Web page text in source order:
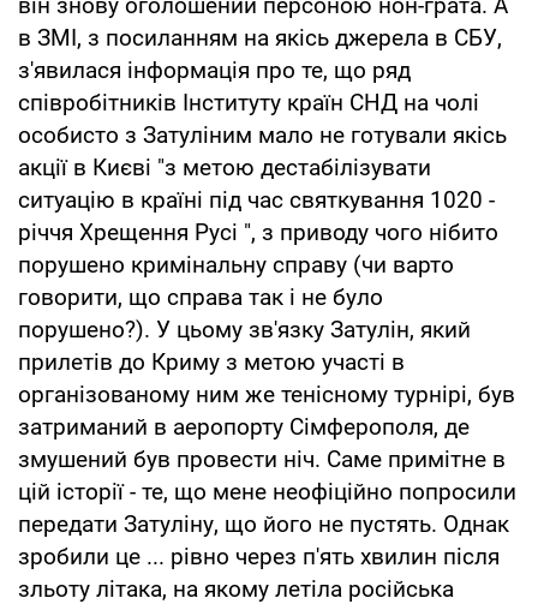
в ЗМІ, з посиланням на якісь джерела в СБУ,
з'явилася інформація про те, що ряд
співробітників Інституту країн СНД на чолі
особисто з Затуліним мало не готували якісь
акції в Києві "з метою дестабілізувати
ситуацію в країні під час святкування 1020 -
річчя Хрещення Русі ", з приводу чого нібито
порушено кримінальну справу (чи варто
говорити, що справа так і не було
порушено?). У цьому зв'язку Затулін, який
прилетів до Криму з метою участі в
організованому ним же тенісному турнірі, був
затриманий в аеропорту Сімферополя, де
змушений був провести ніч. Саме примітне в
цій історії - те, що мене неофіційно попросили
передати Затуліну, що його не пустять. Однак
зробили це ... рівно через п'ять хвилин після
зльоту літака, на якому летіла російська